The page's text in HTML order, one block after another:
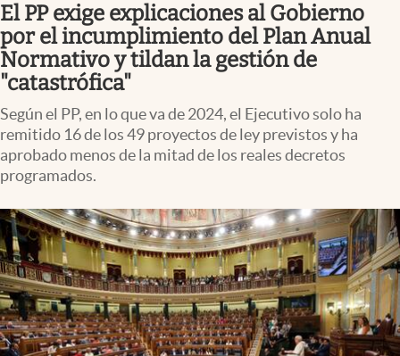
El PP exige explicaciones al Gobierno
por el incumplimiento del Plan Anual
Normativo y tildan la gestión de
"catastrófica"
Según el PP, en lo que va de 2024, el Ejecutivo solo ha
remitido 16 de los 49 proyectos de ley previstos y ha
aprobado menos de la mitad de los reales decretos
programados.